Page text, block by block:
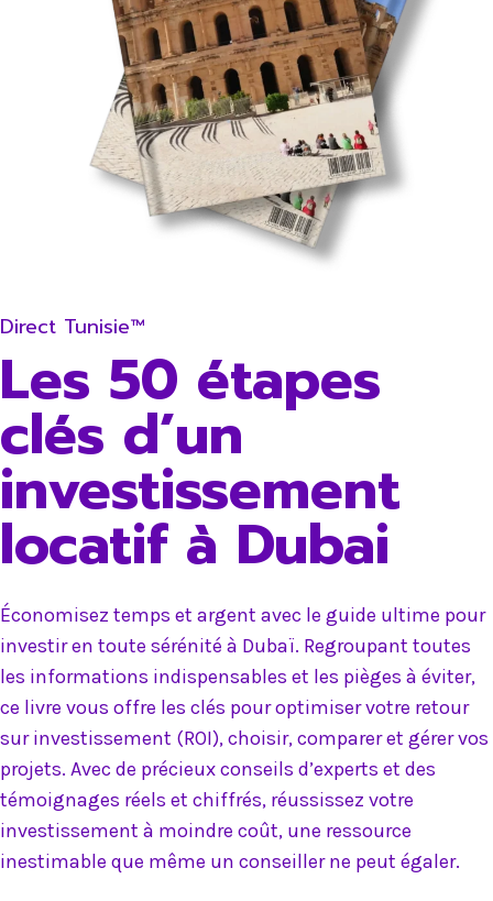
Direct Tunisie™
Les 50 étapes
clés d’un
investissement
locatif à Dubai
Économisez temps et argent avec le guide ultime pour
investir en toute sérénité à Dubaï. Regroupant toutes
les informations indispensables et les pièges à éviter,
ce livre vous offre les clés pour optimiser votre retour
sur investissement (ROI), choisir, comparer et gérer vos
projets. Avec de précieux conseils d’experts et des
témoignages réels et chiffrés, réussissez votre
investissement à moindre coût, une ressource
inestimable que même un conseiller ne peut égaler.